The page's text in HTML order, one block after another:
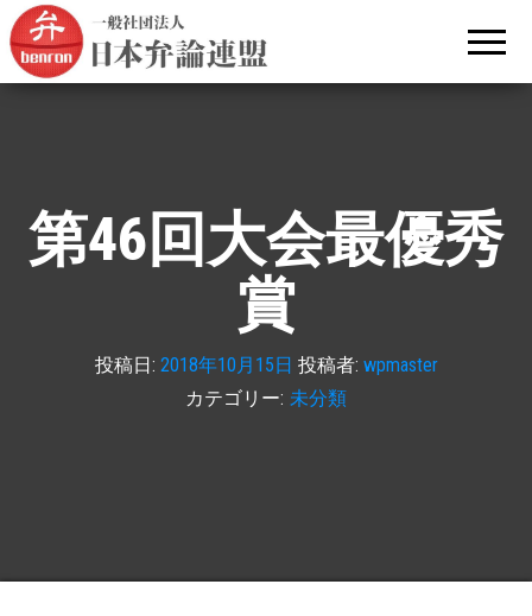
大臣
論大
会を
日本
弁論
連盟
第46回大会最優秀
賞
投稿日: 2018年10月15日 投稿者: wpmaster
カテゴリー: 未分類